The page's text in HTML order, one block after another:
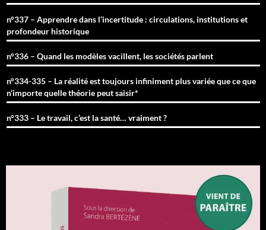
n°337 – Apprendre dans l’incertitude : circulations, institutions et
profondeur historique
n°336 – Quand les modèles vacillent, les sociétés parlent
n°334-335 – La réalité est toujours infiniment plus variée que ce que
n’importe quelle théorie peut saisir*
n°333 – Le travail, c’est la santé… vraiment ?